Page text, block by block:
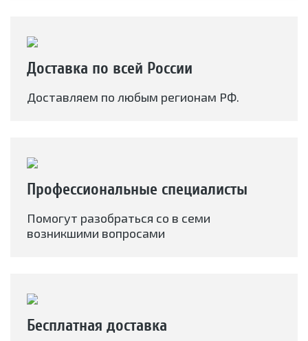
Доставка по всей России
Доставляем по любым регионам РФ.
Профессиональные специалисты
Помогут разобраться со в семи
возникшими вопросами
Бесплатная доставка